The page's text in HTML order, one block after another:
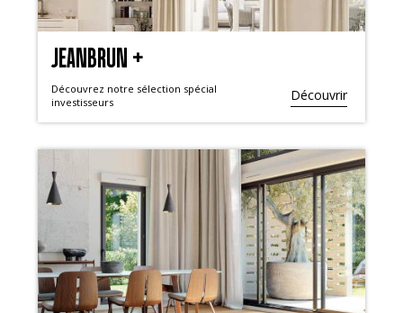
JEANBRUN +
Découvrez notre sélection spécial
investisseurs
Découvrir